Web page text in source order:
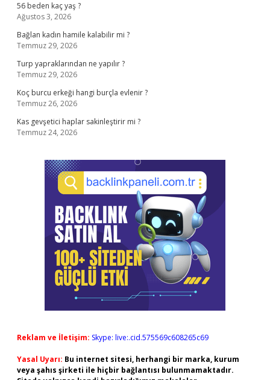
56 beden kaç yaş ?
Ağustos 3, 2026
Bağlan kadın hamile kalabilir mi ?
Temmuz 29, 2026
Turp yapraklarından ne yapılır ?
Temmuz 29, 2026
Koç burcu erkeği hangi burçla evlenir ?
Temmuz 26, 2026
Kas gevşetici haplar sakinleştirir mi ?
Temmuz 24, 2026
Reklam ve İletişim: Skype: live:.cid.575569c608265c69
Yasal Uyarı: Bu internet sitesi, herhangi bir marka, kurum
veya şahıs şirketi ile hiçbir bağlantısı bulunmamaktadır.